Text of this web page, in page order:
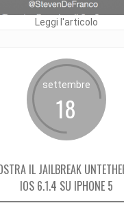
Leggi l'articolo
settembre
18
IL JAILBREAK
IOS 6.1.4 SU IPHONE 5